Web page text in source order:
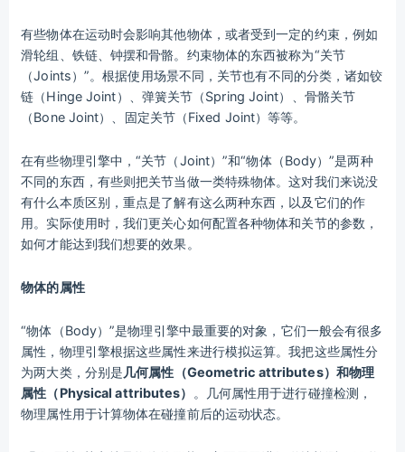
有些物体在运动时会影响其他物体，或者受到一定的约束，例如
滑轮组、铁链、钟摆和骨骼。约束物体的东西被称为“关节
（Joints）”。根据使用场景不同，关节也有不同的分类，诸如铰
链（Hinge Joint）、弹簧关节（Spring Joint）、骨骼关节
（Bone Joint）、固定关节（Fixed Joint）等等。
在有些物理引擎中，“关节（Joint）”和“物体（Body）”是两种
不同的东西，有些则把关节当做一类特殊物体。这对我们来说没
有什么本质区别，重点是了解有这么两种东西，以及它们的作
用。实际使用时，我们更关心如何配置各种物体和关节的参数，
如何才能达到我们想要的效果。
物体的属性
“物体（Body）”是物理引擎中最重要的对象，它们一般会有很多
属性，物理引擎根据这些属性来进行模拟运算。我把这些属性分
为两大类，分别是 几何属性（Geometric attributes） 和物理
属性（Physical attributes）
。几何属性用于进行碰撞检测，
物理属性用于计算物体在碰撞前后的运动状态。